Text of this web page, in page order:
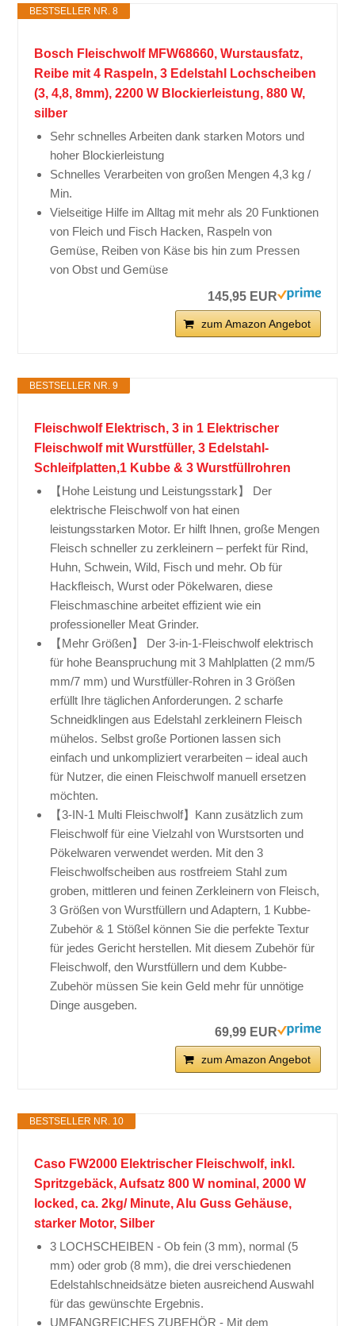
BESTSELLER NR. 8
Bosch Fleischwolf MFW68660, Wurstausfatz,
Reibe mit 4 Raspeln, 3 Edelstahl Lochscheiben
(3, 4,8, 8mm), 2200 W Blockierleistung, 880 W,
silber
Sehr schnelles Arbeiten dank starken Motors und
hoher Blockierleistung
Schnelles Verarbeiten von großen Mengen 4,3 kg /
Min.
Vielseitige Hilfe im Alltag mit mehr als 20 Funktionen
von Fleich und Fisch Hacken, Raspeln von
Gemüse, Reiben von Käse bis hin zum Pressen
von Obst und Gemüse
145,95 EUR
zum Amazon Angebot
BESTSELLER NR. 9
Fleischwolf Elektrisch, 3 in 1 Elektrischer
Fleischwolf mit Wurstfüller, 3 Edelstahl-
Schleifplatten,1 Kubbe & 3 Wurstfüllrohren
【Hohe Leistung und Leistungsstark】 Der
elektrische Fleischwolf von hat einen
leistungsstarken Motor. Er hilft Ihnen, große Mengen
Fleisch schneller zu zerkleinern – perfekt für Rind,
Huhn, Schwein, Wild, Fisch und mehr. Ob für
Hackfleisch, Wurst oder Pökelwaren, diese
Fleischmaschine arbeitet effizient wie ein
professioneller Meat Grinder.
【Mehr Größen】 Der 3-in-1-Fleischwolf elektrisch
für hohe Beanspruchung mit 3 Mahlplatten (2 mm/5
mm/7 mm) und Wurstfüller-Rohren in 3 Größen
erfüllt Ihre täglichen Anforderungen. 2 scharfe
Schneidklingen aus Edelstahl zerkleinern Fleisch
mühelos. Selbst große Portionen lassen sich
einfach und unkompliziert verarbeiten – ideal auch
für Nutzer, die einen Fleischwolf manuell ersetzen
möchten.
【3-IN-1 Multi Fleischwolf】Kann zusätzlich zum
Fleischwolf für eine Vielzahl von Wurstsorten und
Pökelwaren verwendet werden. Mit den 3
Fleischwolfscheiben aus rostfreiem Stahl zum
groben, mittleren und feinen Zerkleinern von Fleisch,
3 Größen von Wurstfüllern und Adaptern, 1 Kubbe-
Zubehör & 1 Stößel können Sie die perfekte Textur
für jedes Gericht herstellen. Mit diesem Zubehör für
Fleischwolf, den Wurstfüllern und dem Kubbe-
Zubehör müssen Sie kein Geld mehr für unnötige
Dinge ausgeben.
69,99 EUR
zum Amazon Angebot
BESTSELLER NR. 10
Caso FW2000 Elektrischer Fleischwolf, inkl.
Spritzgebäck, Aufsatz 800 W nominal, 2000 W
locked, ca. 2kg/ Minute, Alu Guss Gehäuse,
starker Motor, Silber
3 LOCHSCHEIBEN - Ob fein (3 mm), normal (5
mm) oder grob (8 mm), die drei verschiedenen
Edelstahlschneidsätze bieten ausreichend Auswahl
für das gewünschte Ergebnis.
UMFANGREICHES ZUBEHÖR - Mit dem